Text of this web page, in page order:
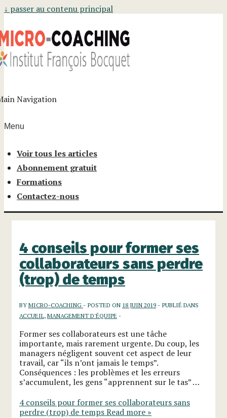
↓ passer au contenu principal
Navigation
Menu
Voir tous les articles
Abonnement gratuit
Formations
Contactez-nous
4 conseils pour former ses
collaborateurs sans perdre
(trop) de temps
BY MICRO-COACHING POSTED ON 18 JUIN 2019
PUBLIÉ DANS
ACCUEIL, MANAGEMENT D'ÉQUIPE
Former ses collaborateurs est une tâche
importante, mais rarement urgente. Du coup, les
managers négligent souvent cet aspect de leur
travail, car “ils n’ont jamais le temps”.
Conséquences : les problèmes et les erreurs
s’accumulent, les gens “apprennent sur le tas” …
4 conseils pour former ses collaborateurs sans
perdre (trop) de tempsRead more »